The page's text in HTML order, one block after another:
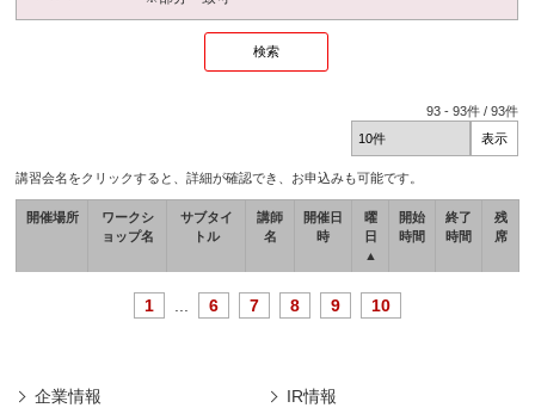
93 -93件 /93件
講習会名をクリックすると、詳細が確認でき、お申込みも可能です。
開催場所
ワークシ
ョップ名
サブタイ
トル
講師
名
開催日
時
曜
日
▲
開始
時間
終了
時間
残
席
1 6 7 8 9 10
企業情報 IR情報